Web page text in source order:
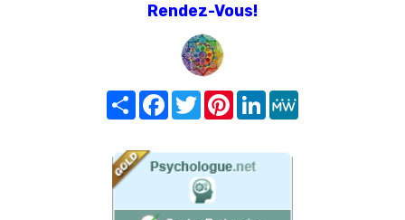
Rendez-Vous!
Share FacebookTwitterPinterest
LinkedIn